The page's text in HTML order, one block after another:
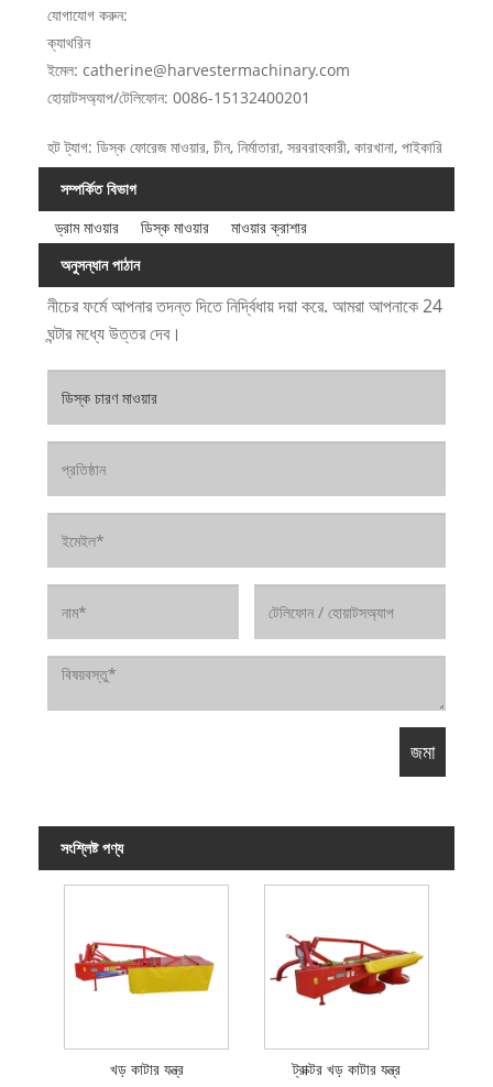
যোগাযোগ করুন:
ক্যাথরিন
ইমেল: catherine@harvestermachinary.com
হোয়াটসঅ্যাপ/টেলিফোন: 0086-15132400201
হট ট্যাগ: ডিস্ক ফোরেজ মাওয়ার, চীন, নির্মাতারা, সরবরাহকারী, কারখানা, পাইকারি
সম্পর্কিত বিভাগ
ড্রাম মাওয়ার
ডিস্ক মাওয়ার
মাওয়ার ক্রাশার
অনুসন্ধান পাঠান
নীচের ফর্মে আপনার তদন্ত দিতে নির্দ্বিধায় দয়া করে. আমরা আপনাকে 24
ঘন্টার মধ্যে উত্তর দেব।
সংশ্লিষ্ট পণ্য
খড় কাটার যন্ত্র ট্রাক্টর খড় কাটার যন্ত্র